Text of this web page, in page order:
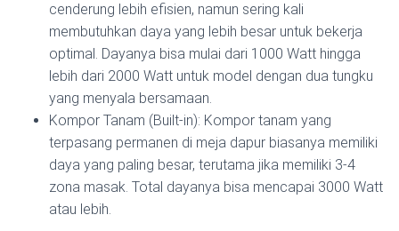
cenderung lebih efisien, namun sering kali
membutuhkan daya yang lebih besar untuk bekerja
optimal. Dayanya bisa mulai dari 1000 Watt hingga
lebih dari 2000 Watt untuk model dengan dua tungku
yang menyala bersamaan.
Kompor Tanam (Built-in): Kompor tanam yang
terpasang permanen di meja dapur biasanya memiliki
daya yang paling besar, terutama jika memiliki 3-4
zona masak. Total dayanya bisa mencapai 3000 Watt
atau lebih.